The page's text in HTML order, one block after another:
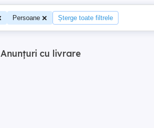
Persoane Șterge toate filtrele
Anunțuri cu livrare